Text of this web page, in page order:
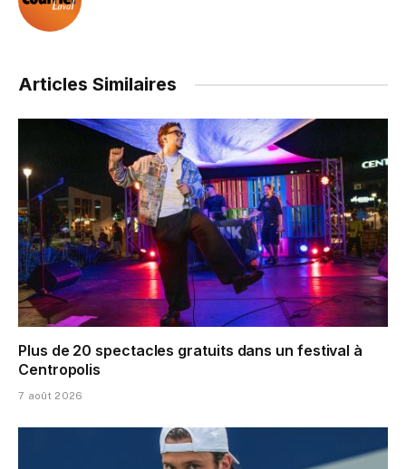
Articles Similaires
Plus de 20 spectacles gratuits dans un festival à
Centropolis
7 août 2026